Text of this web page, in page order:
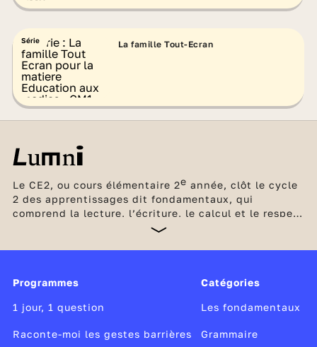
Série La famille Tout-Ecran
Le CE2, ou cours élémentaire 2e année, clôt le cycle
2 des apprentissages dit fondamentaux, qui
comprend la lecture, l’écriture, le calcul et le respect
d’autrui. La lecture à voix haute demeure une
écrite de l’élève. En mathématiques, le calcul mental
décimale, par l’entraînement et la mémorisation.
Programmes
1 jour, 1 question
Raconte-moi les gestes barrières
Catégories
Les fondamentaux
Grammaire